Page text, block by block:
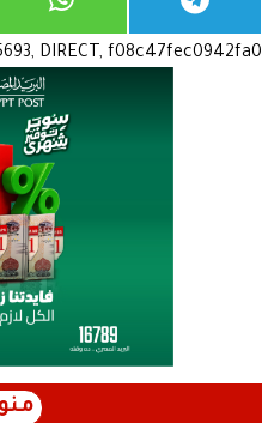
DIRECT, f08c47fec0942fa0